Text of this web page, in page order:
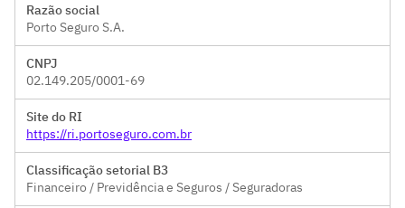
Razão social
Porto Seguro S.A.
CNPJ
02.149.205/0001-69
Site do RI
https://ri.portoseguro.com.br
Classificação setorial B3
Financeiro / Previdência e Seguros / Seguradoras